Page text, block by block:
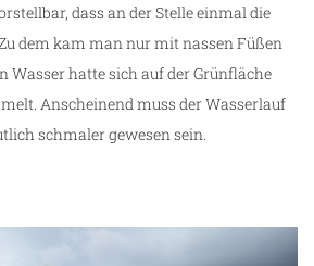
dass an der Stelle einmal die
dem kam man nur mit nassen Füßen
Wasser hatte sich auf der Grünfläche
Anscheinend muss der Wasserlauf
schmaler gewesen sein.